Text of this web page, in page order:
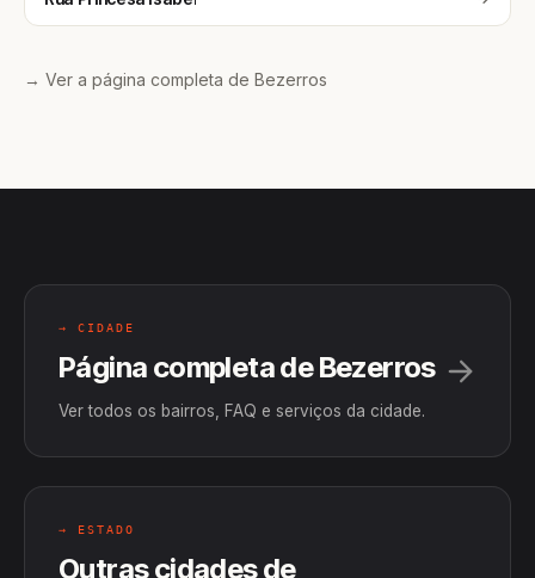
→ Ver a página completa de Bezerros
→ CIDADE
Página completa de Bezerros
Ver todos os bairros, FAQ e serviços da cidade.
→ ESTADO
Outras cidades de